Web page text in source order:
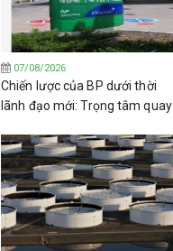
07/08/2026
Chiến lược của BP dưới thời
lãnh đạo mới: Trọng tâm quay